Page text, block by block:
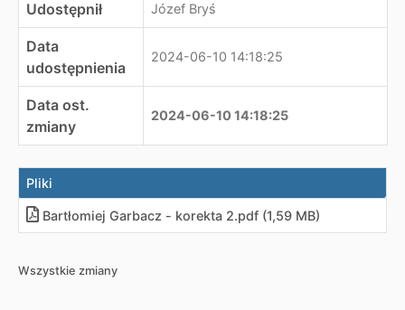
Udostępnił Józef Bryś
Data
udostępnienia
2024-06-10 14:18:25
Data ost.
zmiany
2024-06-10 14:18:25
Pliki
Bartłomiej Garbacz - korekta 2.pdf (1,59 MB)
Wszystkie zmiany